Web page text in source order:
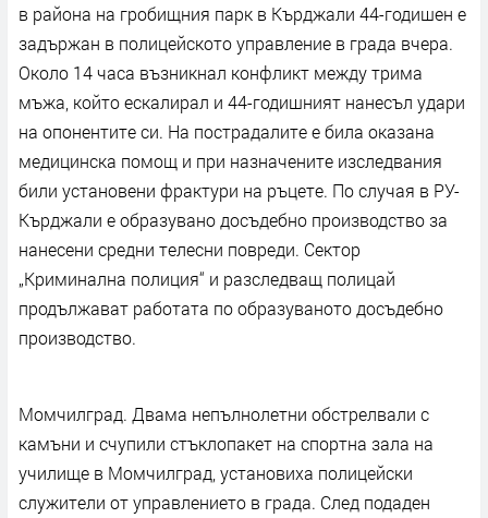
в района на гробищния парк в Кърджали 44-годишен е
задържан в полицейското управление в града вчера.
Около 14 часа възникнал конфликт между трима
мъжа, който ескалирал и 44-годишният нанесъл удари
на опонентите си. На пострадалите е била оказана
медицинска помощ и при назначените изследвания
били установени фрактури на ръцете. По случая в РУ-
Кърджали е образувано досъдебно производство за
нанесени средни телесни повреди. Сектор
„Криминална полиция“ и разследващ полицай
продължават работата по образуваното досъдебно
производство.
Момчилград. Двама непълнолетни обстрелвали с
камъни и счупили стъклопакет на спортна зала на
училище в Момчилград, установиха полицейски
служители от управлението в града. След подаден